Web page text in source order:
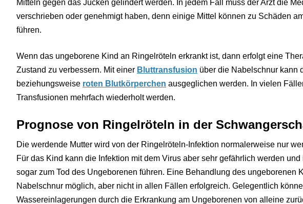
Mitteln gegen das Jucken gelindert werden. In jedem Fall muss der Arzt die
verschrieben oder genehmigt haben, denn einige Mittel können zu Schäden
führen.
Wenn das ungeborene Kind an Ringelröteln erkrankt ist, dann erfolgt eine
Zustand zu verbessern. Mit einer Bluttransfusion über die Nabelschnur kann
beziehungsweise roten Blutkörperchen ausgeglichen werden. In vielen
Transfusionen mehrfach wiederholt werden.
Prognose von Ringelröteln in der
Die werdende Mutter wird von der Ringelröteln-Infektion normalerweise nur
Für das Kind kann die Infektion mit dem Virus aber sehr gefährlich werden
sogar zum Tod des Ungeborenen führen. Eine Behandlung des ungeborenen
Nabelschnur möglich, aber nicht in allen Fällen erfolgreich. Gelegentlich
Wassereinlagerungen durch die Erkrankung am Ungeborenen von alleine